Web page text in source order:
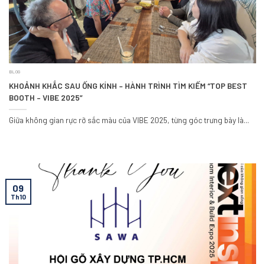
BLOG
KHOẢNH KHẮC SAU ỐNG KÍNH – HÀNH TRÌNH TÌM KIẾM “TOP BEST
BOOTH – VIBE 2025”
Giữa không gian rực rỡ sắc màu của VIBE 2025, từng góc trưng bày là...
09
Th10